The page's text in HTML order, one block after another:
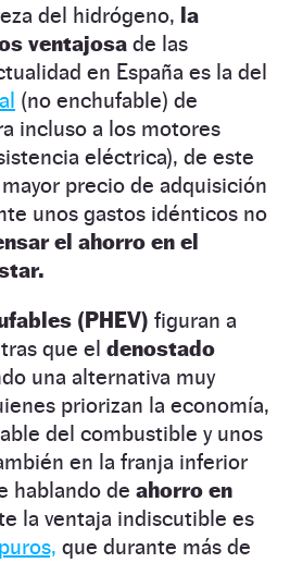
del hidrógeno, la
ventajosa de las
en España es la del
(no enchufable) de
incluso a los motores
eléctrica), de este
precio de adquisición
unos gastos idénticos no
el ahorro en el
(PHEV) figuran a
que el denostado
una alternativa muy
priorizan la economía,
del combustible y unos
en la franja inferior
hablando de ahorro en
la ventaja indiscutible es
que durante más de